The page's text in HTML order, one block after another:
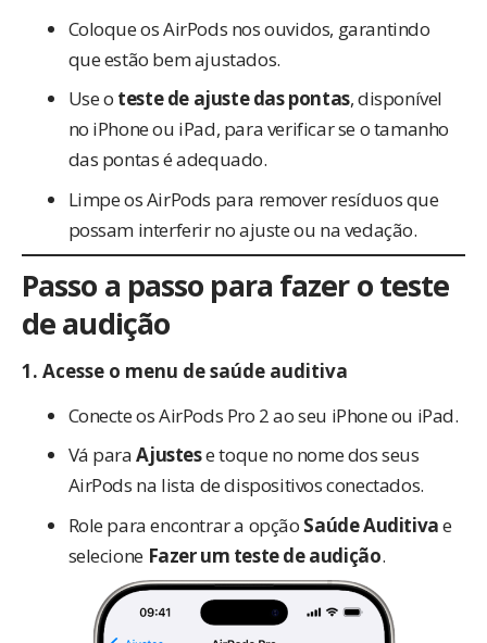
Coloque os AirPods nos ouvidos, garantindo
que estão bem ajustados.
Use o teste de ajuste das pontas, disponível
no iPhone ou iPad, para verificar se o tamanho
das pontas é adequado.
Limpe os AirPods para remover resíduos que
possam interferir no ajuste ou na vedação.
Passo a passo para fazer o teste
de audição
1. Acesse o menu de saúde auditiva
Conecte os AirPods Pro 2 ao seu iPhone ou iPad.
Vá paraAjustese toque no nome dos seus
AirPods na lista de dispositivos conectados.
Role para encontrar a opção Saúde Auditivae
selecione Fazer um teste de audição.